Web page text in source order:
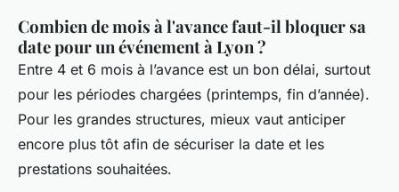
Combien de mois à l'avance faut-il bloquer sa
date pour un événement à Lyon ?
Entre 4 et 6 mois à l’avance est un bon délai, surtout
pour les périodes chargées (printemps, fin d’année).
Pour les grandes structures, mieux vaut anticiper
encore plus tôt afin de sécuriser la date et les
prestations souhaitées.